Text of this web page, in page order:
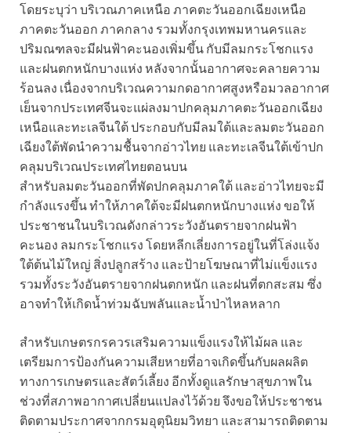
โดยระบุว่า บริเวณภาคเหนือ ภาคตะวันออกเฉียงเหนือ
ภาคตะวันออก ภาคกลาง รวมทั้งกรุงเทพมหานครและ
ปริมณฑลจะมีฝนฟ้าคะนองเพิ่มขึ้น กับมีลมกระโชกแรง
และฝนตกหนักบางแห่ง หลังจากนั้นอากาศจะคลายความ
ร้อนลง เนื่องจากบริเวณความกดอากาศสูงหรือมวลอากาศ
เย็นจากประเทศจีนจะแผ่ลงมาปกคลุมภาคตะวันออกเฉียง
เหนือและทะเลจีนใต้ ประกอบกับมีลมใต้และลมตะวันออก
เฉียงใต้พัดนำความชื้นจากอ่าวไทย และทะเลจีนใต้เข้าปก
คลุมบริเวณประเทศไทยตอนบน
สำหรับลมตะวันออกที่พัดปกคลุมภาคใต้ และอ่าวไทยจะมี
กำลังแรงขึ้น ทำให้ภาคใต้จะมีฝนตกหนักบางแห่ง ขอให้
ประชาชนในบริเวณดังกล่าวระวังอันตรายจากฝนฟ้า
คะนอง ลมกระโชกแรง โดยหลีกเลี่ยงการอยู่ในที่โล่งแจ้ง
ใต้ต้นไม้ใหญ่ สิ่งปลูกสร้าง และป้ายโฆษณาที่ไม่แข็งแรง
รวมทั้งระวังอันตรายจากฝนตกหนัก และฝนที่ตกสะสม ซึ่ง
อาจทำให้เกิดน้ำท่วมฉับพลันและน้ำป่าไหลหลาก
สำหรับเกษตรกรควรเสริมความแข็งแรงให้ไม้ผล และ
เตรียมการป้องกันความเสียหายที่อาจเกิดขึ้นกับผลผลิต
ทางการเกษตรและสัตว์เลี้ยง อีกทั้งดูแลรักษาสุขภาพใน
ช่วงที่สภาพอากาศเปลี่ยนแปลงไว้ด้วย จึงขอให้ประชาชน
ติดตามประกาศจากกรมอุตุนิยมวิทยา และสามารถติดตาม